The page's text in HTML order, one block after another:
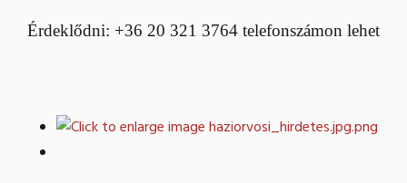
Érdeklődni: +36 20 321 3764 telefonszámon lehet